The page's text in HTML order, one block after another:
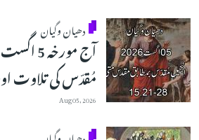
دھیان وگیان
مُقدّس کی تلاوت
Aug 05, 2026